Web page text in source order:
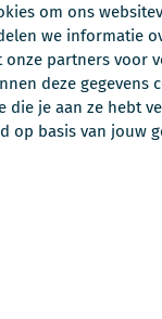
om ons
we informatie
onze partners voor
deze gegevens
die je aan ze hebt
op basis van jouw
responscel en
strak loopt en
hun eigen taak.
vaak rust: er is
er is altijd iemand